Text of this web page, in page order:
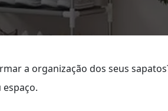
a organização dos seus
espaço.